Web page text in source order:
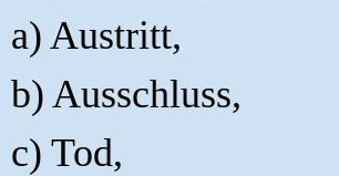
a) Austritt,
b) Ausschluss,
c) Tod,